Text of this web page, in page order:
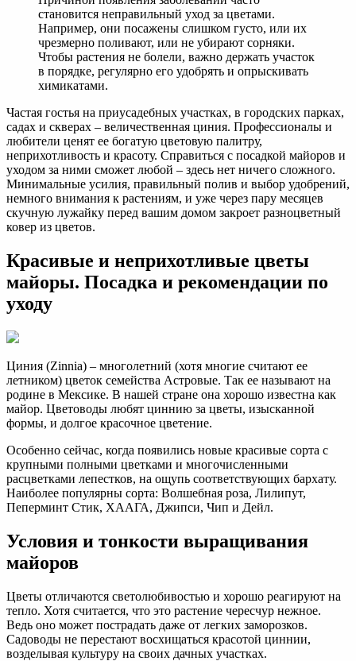
становится неправильный уход за цветами.
Например, они посажены слишком густо, или их
чрезмерно поливают, или не убирают сорняки.
Чтобы растения не болели, важно держать участок
в порядке, регулярно его удобрять и опрыскивать
химикатами.
Частая гостья на приусадебных участках, в городских парках,
садах и скверах – величественная циния. Профессионалы и
любители ценят ее богатую цветовую палитру,
неприхотливость и красоту. Справиться с посадкой майоров и
уходом за ними сможет любой – здесь нет ничего сложного.
Минимальные усилия, правильный полив и выбор удобрений,
немного внимания к растениям, и уже через пару месяцев
скучную лужайку перед вашим домом закроет разноцветный
ковер из цветов.
Красивые и неприхотливые цветы
майоры. Посадка и рекомендации по
уходу
Циния (Zinnia) – многолетний (хотя многие считают ее
летником) цветок семейства Астровые. Так ее называют на
родине в Мексике. В нашей стране она хорошо известна как
майор. Цветоводы любят циннию за цветы, изысканной
формы, и долгое красочное цветение.
Особенно сейчас, когда появились новые красивые сорта с
крупными полными цветками и многочисленными
расцветками лепестков, на ощупь соответствующих бархату.
Наиболее популярны сорта: Волшебная роза, Лилипут,
Пеперминт Стик, ХААГА, Джипси, Чип и Дейл.
Условия и тонкости выращивания
майоров
Цветы отличаются светолюбивостью и хорошо реагируют на
тепло. Хотя считается, что это растение чересчур нежное.
Ведь оно может пострадать даже от легких заморозков.
Садоводы не перестают восхищаться красотой циннии,
возделывая культуру на своих дачных участках.